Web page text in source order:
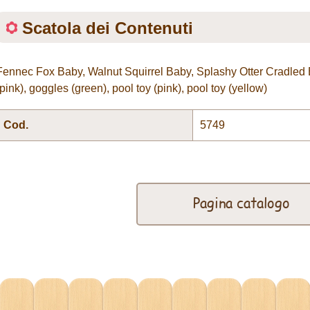
Scatola dei Contenuti
Fox Baby, Walnut Squirrel Baby, Splashy Otter
goggles (green), pool toy (pink), pool toy (yellow)
Cod. 5749
Pagina catalogo